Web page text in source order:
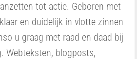
tot actie. Geboren met
en duidelijk in vlotte zinnen
u graag met raad en daad bij
Webteksten, blogposts,